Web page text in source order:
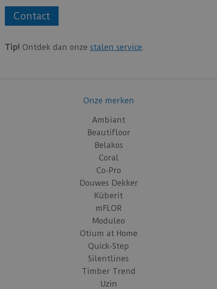
Contact
Tip! Ontdek dan onze stalen service
Onze merken
Ambiant
Beautifloor
Belakos
Coral
Co-Pro
Douwes Dekker
Küberit
mFLOR
Moduleo
Otium at Home
Quick-Step
Silentlines
Timber Trend
Uzin